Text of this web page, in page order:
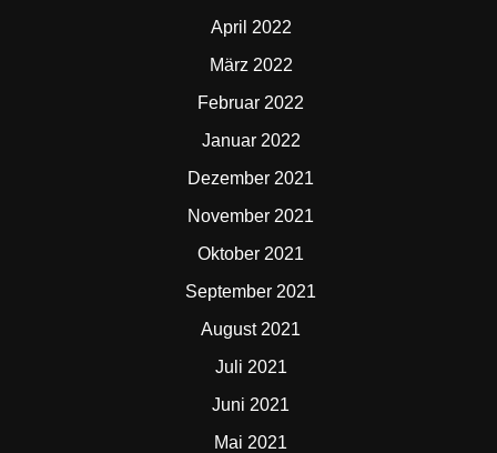
April 2022
März 2022
Februar 2022
Januar 2022
Dezember 2021
November 2021
Oktober 2021
September 2021
August 2021
Juli 2021
Juni 2021
Mai 2021